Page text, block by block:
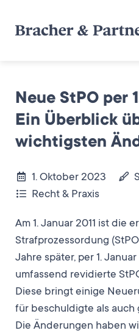
Neue StPO per
Ein Überblick
wichtigsten
1. Oktober 2023
Recht & Praxis
Am 1. Januar 2011 ist die
Strafprozessordung
Jahre später, per 1.
umfassend revidierte
Diese bringt einige
für beschuldigte als auch
Die Änderungen haben